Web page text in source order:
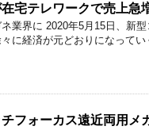
宅テレワークで売上急
業界に 2020年5月15日、新
に経済が元どおりになってい
フォーカス遠近両用メ